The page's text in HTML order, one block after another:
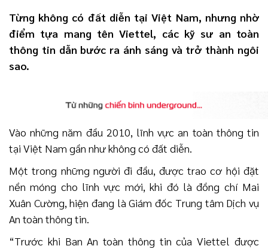
Từng không có đất diễn tại Việt Nam, nhưng nhờ
điểm tựa mang tên Viettel, các kỹ sư an toàn
thông tin dẫn bước ra ánh sáng và trở thành ngôi
sao.
Vào những năm đầu 2010, lĩnh vực an toàn thông tin
tại Việt Nam gần như không có đất diễn.
Một trong những người đi đầu, được trao cơ hội đặt
nền móng cho lĩnh vực mới, khi đó là đồng chí Mai
Xuân Cường, hiện đang là Giám đốc Trung tâm Dịch vụ
An toàn thông tin.
“Trước khi Ban An toàn thông tin của Viettel được